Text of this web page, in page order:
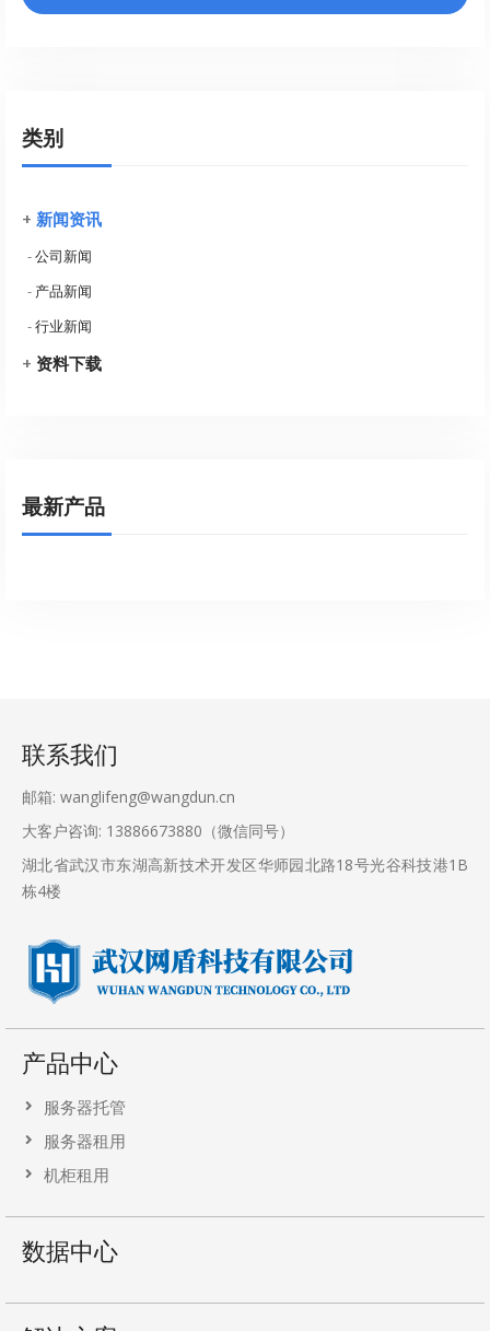
类别
+ 新闻资讯
-公司新闻
- 产品新闻
-行业新闻
+ 资料下载
最新产品
联系我们
邮箱: wanglifeng@wangdun.cn
大客户咨询: 13886673880（微信同号）
湖北省武汉市东湖高新技术开发区华师园北路18号光谷科技港1B
栋4楼
产品中心
服务器托管
服务器租用
机柜租用
数据中心